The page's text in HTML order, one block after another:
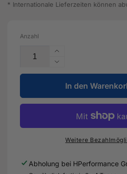
* Internationale Lieferzeiten können
Anzahl
Erhöhe
die
Menge
für
Federlagerung
für
Querlenker
und
Radlagergehäuse
Audi
Verringere
die
Menge
für
Federlagerung
Querlenker
und
für
In den
Weitere
Abholung bei HPerformance